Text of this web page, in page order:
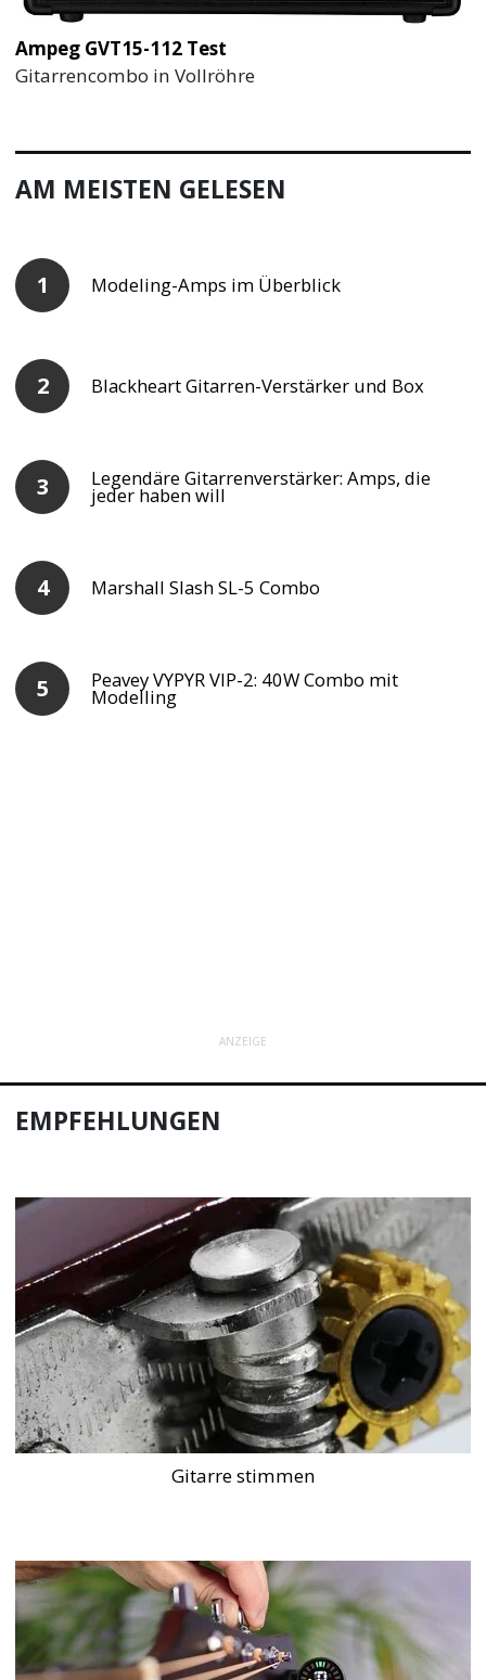
Ampeg GVT15-112 Test
Gitarrencombo in Vollröhre
AM MEISTEN GELESEN
Modeling-Amps im Überblick
Blackheart Gitarren-Verstärker und Box
Legendäre Gitarrenverstärker: Amps, die
jeder haben will
Marshall Slash SL-5 Combo
Peavey VYPYR VIP-2: 40W Combo mit
Modelling
ANZEIGE
EMPFEHLUNGEN
Gitarre stimmen